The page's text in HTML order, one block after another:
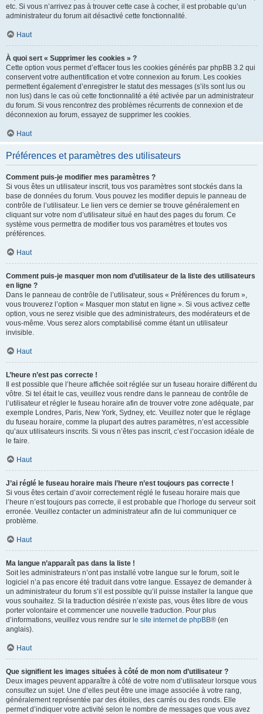
etc. Si vous n’arrivez pas à trouver cette case à cocher, il est probable qu’un
administrateur du forum ait désactivé cette fonctionnalité.
Haut
À quoi sert « Supprimer les cookies » ?
Cette option vous permet d’effacer tous les cookies générés par phpBB 3.2 qui
conservent votre authentification et votre connexion au forum. Les cookies
permettent également d’enregistrer le statut des messages (s’ils sont lus ou
non lus) dans le cas où cette fonctionnalité a été activée par un administrateur
du forum. Si vous rencontrez des problèmes récurrents de connexion et de
déconnexion au forum, essayez de supprimer les cookies.
Haut
Préférences et paramètres des utilisateurs
Comment puis-je modifier mes paramètres ?
Si vous êtes un utilisateur inscrit, tous vos paramètres sont stockés dans la
base de données du forum. Vous pouvez les modifier depuis le panneau de
contrôle de l’utilisateur. Le lien vers ce dernier se trouve généralement en
cliquant sur votre nom d’utilisateur situé en haut des pages du forum. Ce
système vous permettra de modifier tous vos paramètres et toutes vos
préférences.
Haut
Comment puis-je masquer mon nom d’utilisateur de la liste des utilisateurs
en ligne ?
Dans le panneau de contrôle de l’utilisateur, sous « Préférences du forum »,
vous trouverez l’option « Masquer mon statut en ligne ». Si vous activez cette
option, vous ne serez visible que des administrateurs, des modérateurs et de
vous-même. Vous serez alors comptabilisé comme étant un utilisateur
invisible.
Haut
L’heure n’est pas correcte !
Il est possible que l’heure affichée soit réglée sur un fuseau horaire différent du
vôtre. Si tel était le cas, veuillez vous rendre dans le panneau de contrôle de
l’utilisateur et régler le fuseau horaire afin de trouver votre zone adéquate, par
exemple Londres, Paris, New York, Sydney, etc. Veuillez noter que le réglage
du fuseau horaire, comme la plupart des autres paramètres, n’est accessible
qu’aux utilisateurs inscrits. Si vous n’êtes pas inscrit, c’est l’occasion idéale de
le faire.
Haut
J’ai réglé le fuseau horaire mais l’heure n’est toujours pas correcte !
Si vous êtes certain d’avoir correctement réglé le fuseau horaire mais que
l’heure n’est toujours pas correcte, il est probable que l’horloge du serveur soit
erronée. Veuillez contacter un administrateur afin de lui communiquer ce
problème.
Haut
Ma langue n’apparaît pas dans la liste !
Soit les administrateurs n’ont pas installé votre langue sur le forum, soit le
logiciel n’a pas encore été traduit dans votre langue. Essayez de demander à
un administrateur du forum s’il est possible qu’il puisse installer la langue que
vous souhaitez. Si la traduction désirée n’existe pas, vous êtes libre de vous
porter volontaire et commencer une nouvelle traduction. Pour plus
d’informations, veuillez vous rendre sur le site internet de phpBB® (en
anglais).
Haut
Que signifient les images situées à côté de mon nom d’utilisateur ?
Deux images peuvent apparaître à côté de votre nom d’utilisateur lorsque vous
consultez un sujet. Une d’elles peut être une image associée à votre rang,
généralement représentée par des étoiles, des carrés ou des ronds. Elle
permet d’indiquer votre activité selon le nombre de messages que vous avez